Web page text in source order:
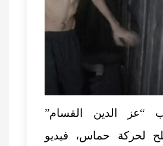
“عز الدين القسام”
لحركة حماس، فيديو